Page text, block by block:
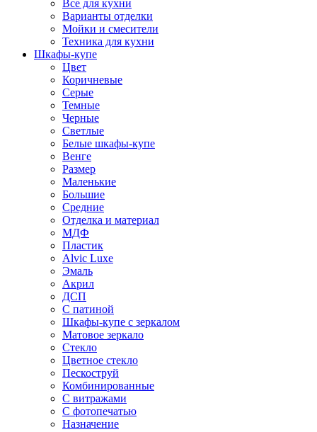
Все для кухни
Варианты отделки
Мойки и смесители
Техника для кухни
Шкафы-купе
Цвет
Коричневые
Серые
Темные
Черные
Светлые
Белые шкафы-купе
Венге
Размер
Маленькие
Большие
Средние
Отделка и материал
МДФ
Пластик
Alvic Luxe
Эмаль
Акрил
ДСП
С патиной
Шкафы-купе с зеркалом
Матовое зеркало
Стекло
Цветное стекло
Пескоструй
Комбинированные
С витражами
С фотопечатью
Назначение